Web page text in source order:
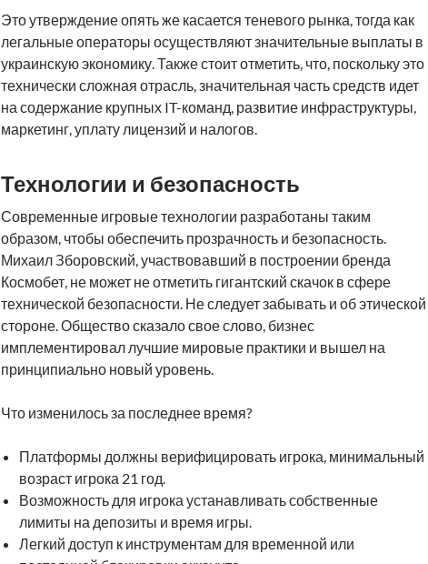
Это утверждение опять же касается теневого рынка, тогда как
легальные операторы осуществляют значительные выплаты в
украинскую экономику. Также стоит отметить, что, поскольку это
технически сложная отрасль, значительная часть средств идет
на содержание крупных IT-команд, развитие инфраструктуры,
маркетинг, уплату лицензий и налогов.
Технологии и безопасность
Современные игровые технологии разработаны таким
образом, чтобы обеспечить прозрачность и безопасность.
Михаил Зборовский, участвовавший в построении бренда
Космобет, не может не отметить гигантский скачок в сфере
технической безопасности. Не следует забывать и об этической
стороне. Общество сказало свое слово, бизнес
имплементировал лучшие мировые практики и вышел на
принципиально новый уровень.
Что изменилось за последнее время?
Платформы должны верифицировать игрока, минимальный
возраст игрока 21 год.
Возможность для игрока устанавливать собственные
лимиты на депозиты и время игры.
Легкий доступ к инструментам для временной или